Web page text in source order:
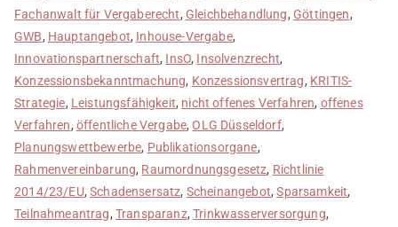
Fachanwalt für Vergaberecht, Gleichbehandlung, Göttingen,
GWB, Hauptangebot, Inhouse-Vergabe,
Innovationspartnerschaft, InsO, Insolvenzrecht,
Konzessionsbekanntmachung, Konzessionsvertrag, KRITIS-
Strategie, Leistungsfähigkeit, nicht offenes Verfahren, offenes
Verfahren, öffentliche Vergabe,OLG Düsseldorf,
Planungswettbewerbe, Publikationsorgane,
Rahmenvereinbarung, Raumordnungsgesetz, Richtlinie
2014/23/EU,Schadensersatz, Scheinangebot,Sparsamkeit,
Teilnahmeantrag, Transparanz,Trinkwasserversorgung,